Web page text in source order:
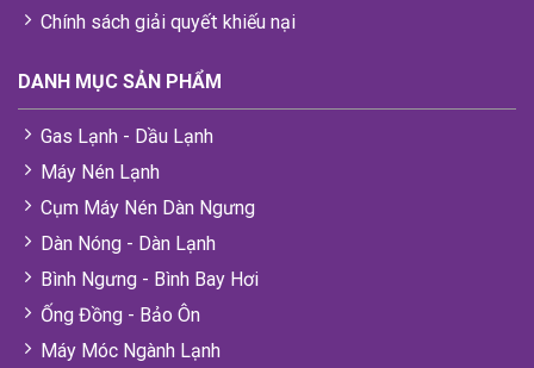
Chính sách giải quyết khiếu nại
DANH MỤC SẢN PHẨM
Gas Lạnh - Dầu Lạnh
Máy Nén Lạnh
Cụm Máy Nén Dàn Ngưng
Dàn Nóng - Dàn Lạnh
Bình Ngưng - Bình Bay Hơi
Ống Đồng - Bảo Ôn
Máy Móc Ngành Lạnh